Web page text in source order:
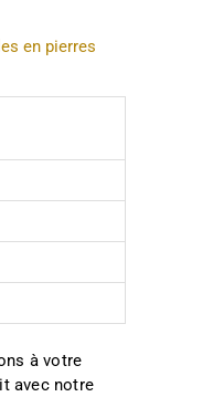
en pierres
à votre
avec notre